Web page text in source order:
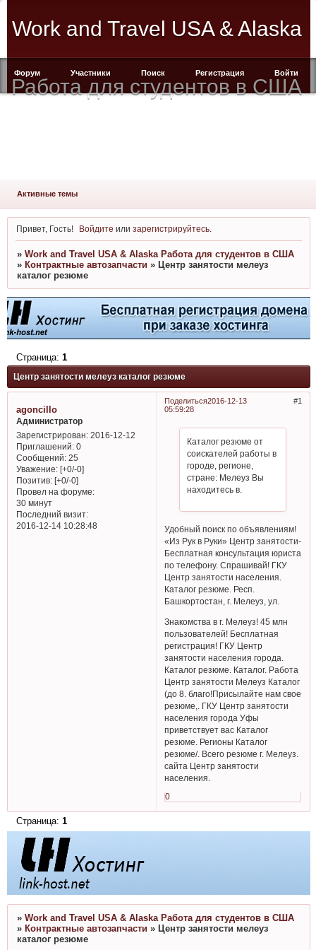
Work and Travel USA & Alaska
Работа для студентов в США
Форум Участники Поиск Регистрация Войти
Активные темы
Привет, Гость! Войдите илизарегистрируйтесь
» Work and Travel USA & Alaska Работа для студентов в США
» Контрактные автозапчасти » Центр занятости мелеуз
каталог резюме
Центр занятости мелеуз каталог резюме
Страница: 1
Поделиться 1
2016-12-13
05:59:28
agoncillo
Администратор
Зарегистрирован: 2016-12-12
Приглашений:0
Сообщений:25
Уважение: [+0/-0]
Позитив: [+0/-0]
Провел на форуме:
30 минут
Последний визит:
2016-12-14 10:28:48
Каталог резюме от
соискателей работы в
городе, регионе,
стране: Мелеуз Вы
находитесь в.
Удобный поиск по объявлениям!
«Из Рук в Руки» Центр занятости-
Бесплатная консультация юриста
по телефону. Спрашивай! ГКУ
Центр занятости населения.
Каталог резюме. Респ.
Башкортостан, г. Мелеуз, ул.
Знакомства в г. Мелеуз! 45 млн
пользователей! Бесплатная
регистрация! ГКУ Центр
занятости населения города.
Каталог резюме. Каталог. Работа
Центр занятости Мелеуз Каталог
(до 8. благо!Присылайте нам свое
резюме,. ГКУ Центр занятости
населения города Уфы
приветствует вас Каталог
резюме. Регионы Каталог
резюме/. Всего резюме г. Мелеуз.
сайта Центр занятости
населения.
0
Страница: 1
» Work and Travel USA & Alaska Работа для студентов в США
» Контрактные автозапчасти » Центр занятости мелеуз
каталог резюме